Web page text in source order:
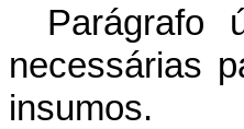
Parágrafo
necessárias
insumos.